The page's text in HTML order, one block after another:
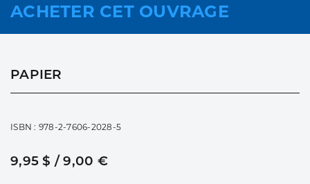
ACHETER CET OUVRAGE
PAPIER
ISBN : 978-2-7606-2028-5
9,95 $ / 9,00 €